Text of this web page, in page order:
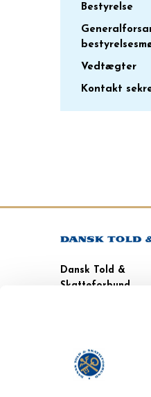
Bestyrelse
Vedtægter
Kontakt
Dansk Told &
Skatteforbund